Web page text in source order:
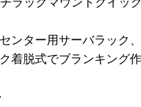
ンター用サーバラック
着脱式でブランキング